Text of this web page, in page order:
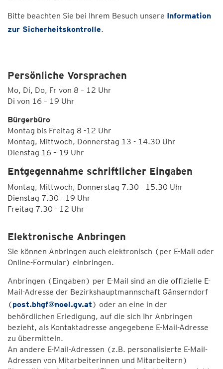
Bitte beachten Sie bei Ihrem Besuch unsere Information
zur Sicherheitskontrolle.
Persönliche Vorsprachen
Mo, Di, Do, Fr von 8 – 12 Uhr
Di von 16 – 19 Uhr
Bürgerbüro
Montag bis Freitag 8 -12 Uhr
Montag, Mittwoch, Donnerstag 13 - 14.30 Uhr
Dienstag 16 – 19 Uhr
Entgegennahme schriftlicher Eingaben
Montag, Mittwoch, Donnerstag 7.30 - 15.30 Uhr
Dienstag 7.30 - 19 Uhr
Freitag 7.30 - 12 Uhr
Elektronische Anbringen
Sie können Anbringen auch elektronisch (per E-Mail oder
Online-Formular) einbringen.
Anbringen (Eingaben) per E-Mail sind an die offizielle E-
Mail-Adresse der Bezirkshauptmannschaft Gänserndorf
(post.bhgf@noel.gv.at) oder an eine in der
behördlichen Erledigung, auf die sich Ihr Anbringen
bezieht, als Kontaktadresse angegebene E-Mail-Adresse
zu übermitteln.
An andere E-Mail-Adressen (z.B. personalisierte E-Mail-
Adressen von Mitarbeiterinnen und Mitarbeitern)